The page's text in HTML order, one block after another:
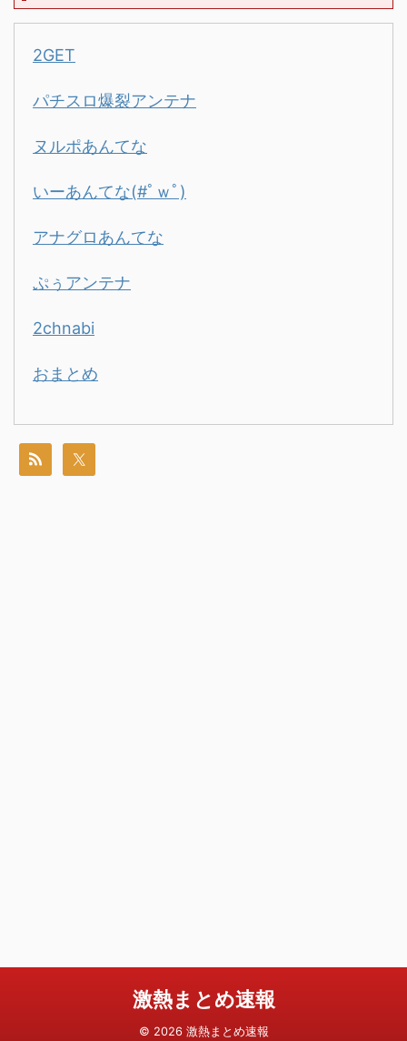
2GET
パチスロ爆裂アンテナ
ヌルポあんてな
いーあんてな(#ﾟｗﾟ)
アナグロあんてな
ぷぅアンテナ
2chnabi
おまとめ
激熱まとめ速報
© 2026 激熱まとめ速報